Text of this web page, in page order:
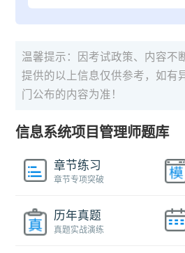
温馨提示：因考试政策、内容不
提供的以上信息仅供参考，如有
门公布的内容为准！
信息系统项目管理师题库
章节练习
章节专项突破
历年真题
真题实战演练